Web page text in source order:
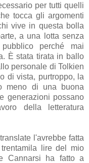
per tutti quelli
tocca gli argomenti
vive in questa bolla
a una lotta senza
perché mai
È stata tirata in ballo
personale di Tolkien
di vista, purtroppo, la
meno di una buona
generazioni possano
della letteratura
l'avrebbe fatta
lire del mio
Cannarsi ha fatto a